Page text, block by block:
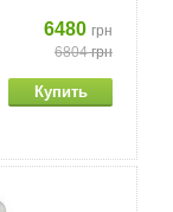
6480 грн
6804грн